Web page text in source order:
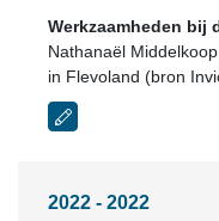
Werkzaamheden bij
Nathanaël
in Flevoland (bron
2022 - 2022